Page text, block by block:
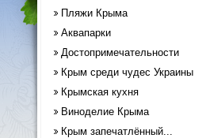
Пляжи Крыма
Аквапарки
Достопримечательности
Крым среди чудес Украины
Крымская кухня
Виноделие Крыма
Крым запечатлённый...